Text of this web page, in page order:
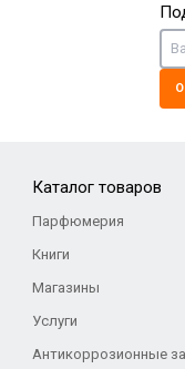
Каталог товаров
Парфюмерия
Книги
Магазины
Услуги
Антикоррозионные